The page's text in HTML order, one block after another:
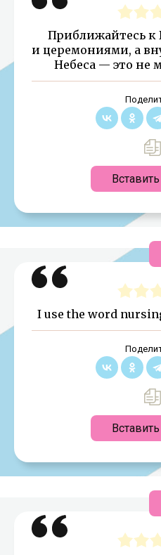
Приближайтесь к
и церемониями, а
Небеса — это не
I use the word